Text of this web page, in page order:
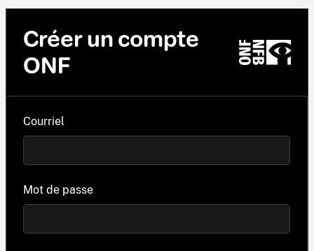
Créer un compte
ONF
Courriel
Mot de passe